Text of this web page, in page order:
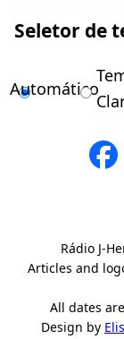
Seletor de
Automático
Rádio J-
Articles and
All dates
Design by